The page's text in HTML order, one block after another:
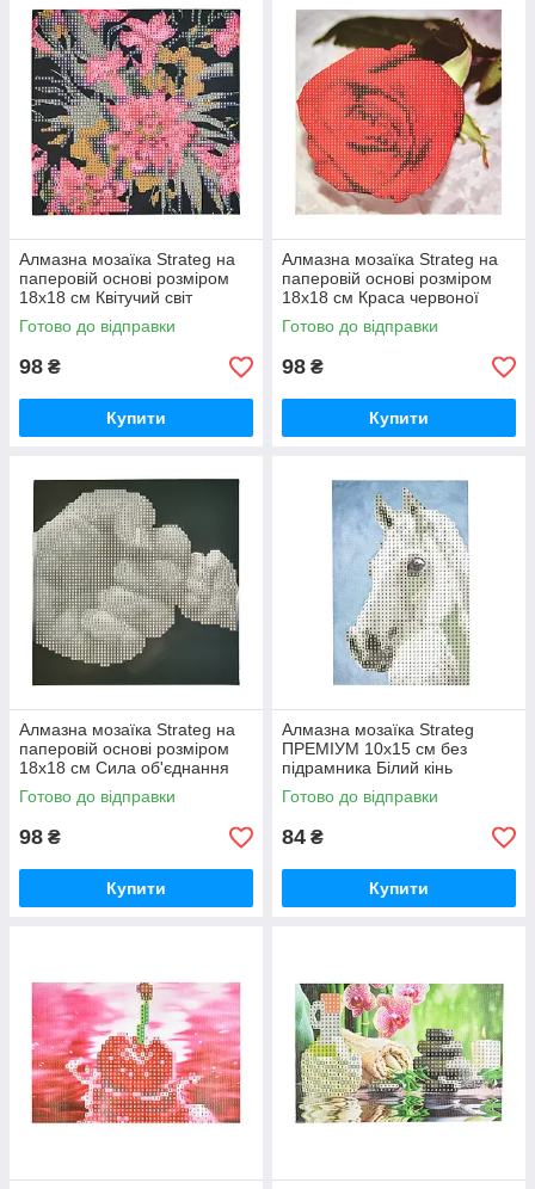
Алмазна мозаїка Strateg на
паперовій основі розміром
18х18 см Квітучий світ
екзотичної краси (JUB14393)
Готово до відправки
98 ₴
Купити
Алмазна мозаїка Strateg на
паперовій основі розміром
18х18 см Краса червоної
троянди (JUB20601)
Готово до відправки
98 ₴
Купити
Алмазна мозаїка Strateg на
паперовій основі розміром
18х18 см Сила об'єднання
(JUB14404)
Готово до відправки
98 ₴
Купити
Алмазна мозаїка Strateg
ПРЕМІУМ 10х15 см без
підрамника Білий кінь
(YAB14431)
Готово до відправки
84 ₴
Купити